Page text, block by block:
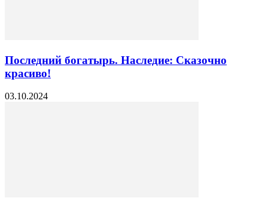
Последний богатырь. Наследие: Сказочно
красиво!
03.10.2024